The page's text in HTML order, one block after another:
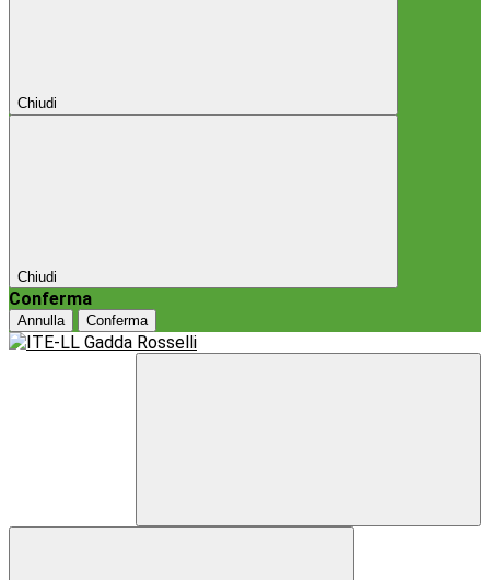
Chiudi
Chiudi
Conferma
Annulla Conferma